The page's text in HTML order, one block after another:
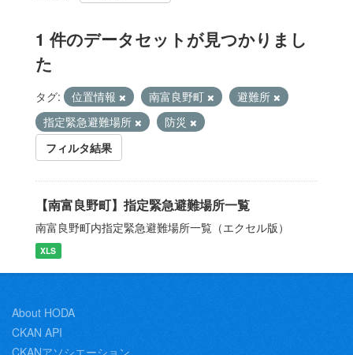
1 件のデータセットが見つかりまし
た
タグ: 位置情報 南富良野町
避難所
指定緊急避難場所
防災
フィルタ結果
【南富良野町】指定緊急避難場所一覧
南富良野町内指定緊急避難場所一覧（エクセル版）
XLS
About HODA
CKAN API